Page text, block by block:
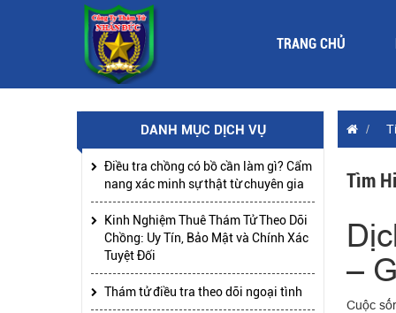
TRANG CHỦ
DANH MỤC DỊCH VỤ
Điều tra chồng có bồ cần làm gì? Cẩm
nang xác minh sự thật từ chuyên gia
Kinh Nghiệm Thuê Thám Tử Theo Dõi
Chồng: Uy Tín, Bảo Mật và Chính Xác
Tuyệt Đối
Thám tử điều tra theo dõi ngoại tình
Tìm
–
Cuộc